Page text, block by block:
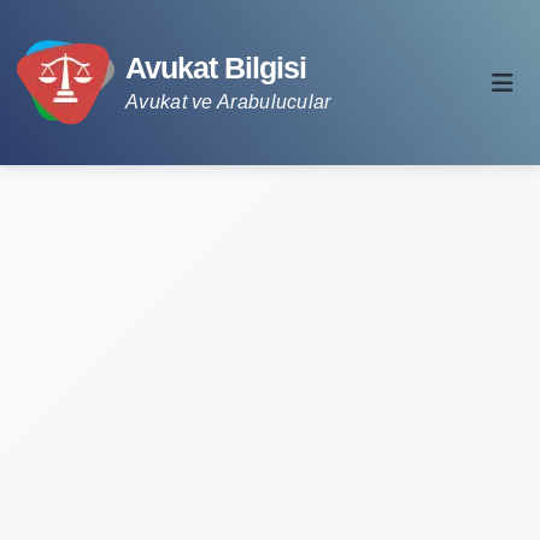
Avukat Bilgisi
Avukat ve Arabulucular